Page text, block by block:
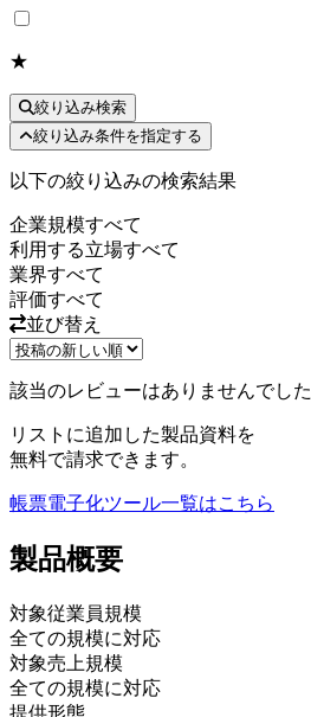
★
絞り込み検索
絞り込み条件を指定する
以下の絞り込みの検索結果
企業規模すべて
利用する立場すべて
業界すべて
評価すべて
並び替え
該当のレビューはありませんでした
リストに追加した製品資料を
無料で請求できます。
帳票電子化ツール一覧はこちら
製品概要
対象従業員規模
全ての規模に対応
対象売上規模
全ての規模に対応